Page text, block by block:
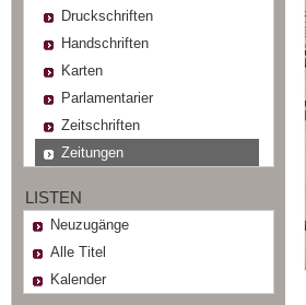
Druckschriften
Handschriften
Karten
Parlamentarier
Zeitschriften
Zeitungen
LISTEN
Neuzugänge
Alle Titel
Kalender